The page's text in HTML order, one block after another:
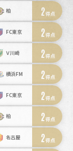
柏 2得点
FC東京 2得点
Ｖ川崎 2得点
横浜FM 2得点
FC東京 2得点
柏 2得点
名古屋 2得点